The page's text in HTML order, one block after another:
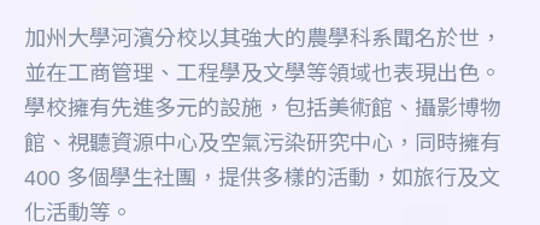
加州大學河濱分校以其強大的農學科系聞名於世，
並在工商管理、工程學及文學等領域也表現出色。
學校擁有先進多元的設施，包括美術館、攝影博物
館、視聽資源中心及空氣污染研究中心，同時擁有
400 多個學生社團，提供多樣的活動，如旅行及文
化活動等。